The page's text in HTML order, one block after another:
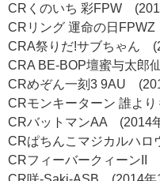
CRくのいち 彩FPW
CRリング 運命の日
CRA祭りだ!サブちゃん
CRA BE-BOP壇蜜与太郎
CRめぞん一刻3 9AU
CRモンキーターン 誰よ
CRバットマンAA (2014
CRぱちんこマジカルハ
CRフィーバークィーンII